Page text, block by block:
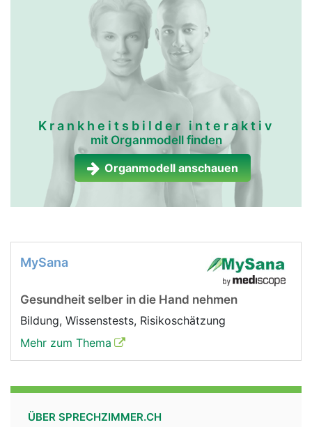
immun-und-
Krankheitsbilder interaktiv
mit Organmodell finden
Organmodell anschauen
MySana
Gesundheit selber in die Hand nehmen
Bildung, Wissenstests, Risikoschätzung
Mehr zum Thema
ÜBER SPRECHZIMMER.CH